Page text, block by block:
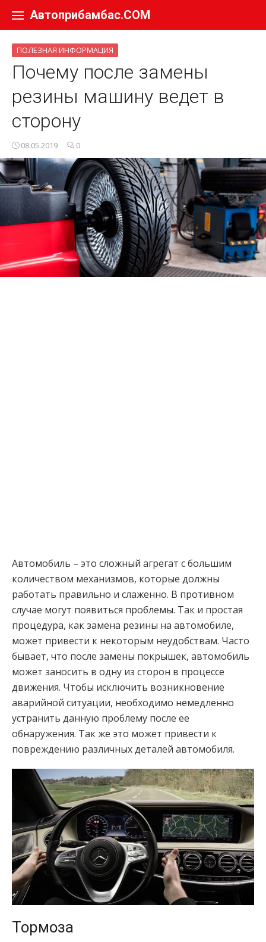
Автоприбамбас.COM
ПОЛЕЗНАЯ ИНФОРМАЦИЯ
Почему после замены
резины машину ведет в
сторону
08.05.2019 0
Автомобиль – это сложный агрегат с большим
количеством механизмов, которые должны
работать правильно и слаженно. В противном
случае могут появиться проблемы. Так и простая
процедура, как замена резины на автомобиле,
может привести к некоторым неудобствам. Часто
бывает, что после замены покрышек, автомобиль
может заносить в одну из сторон в процессе
движения. Чтобы исключить возникновение
аварийной ситуации, необходимо немедленно
устранить данную проблему после ее
обнаружения. Так же это может привести к
повреждению различных деталей автомобиля.
Тормоза